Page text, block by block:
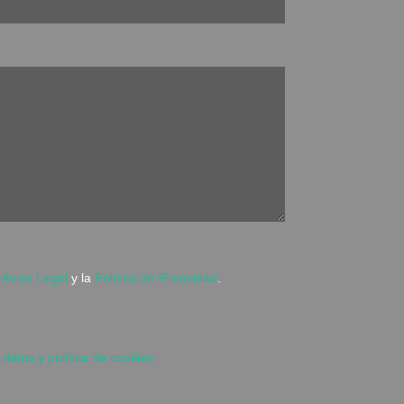
Aviso Legal y la Política de Privacidad
y política de cookies.